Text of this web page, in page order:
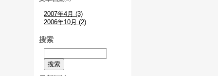
2007年4月 (3)
2006年10月 (2)
搜索